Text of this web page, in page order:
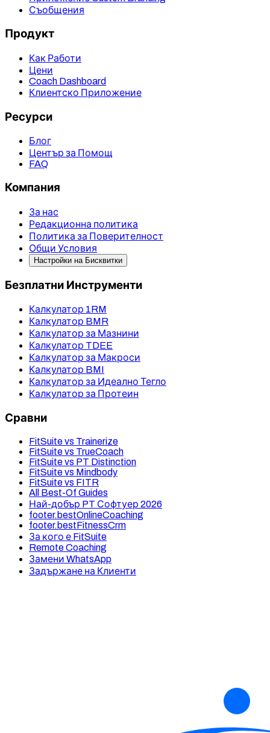
Съобщения
Продукт
Как Работи
Цени
Coach Dashboard
Клиентско Приложение
Ресурси
Блог
Център за Помощ
FAQ
Компания
За нас
Редакционна политика
Политика за Поверителност
Общи Условия
Настройки на Бисквитки
Безплатни Инструменти
Калкулатор 1RM
Калкулатор BMR
Калкулатор за Мазнини
Калкулатор TDEE
Калкулатор за Макроси
Калкулатор BMI
Калкулатор за Идеално Тегло
Калкулатор за Протеин
Сравни
FitSuite vs Trainerize
FitSuite vs TrueCoach
FitSuite vs PT Distinction
FitSuite vs Mindbody
FitSuite vs FITR
All Best-Of Guides
Най-добър PT Софтуер 2026
footer.bestOnlineCoaching
footer.bestFitnessCrm
За кого е FitSuite
Remote Coaching
Замени WhatsApp
Задържане на Клиенти